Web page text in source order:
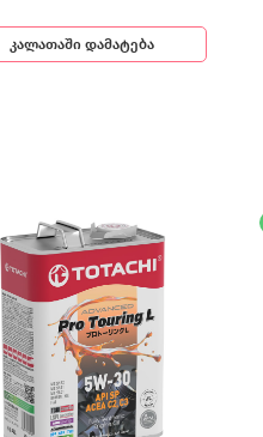
კალათაში დამატება
მხოლოდ ონლაინ